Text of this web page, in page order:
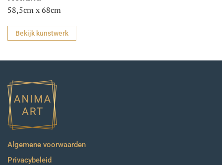
58,5cm x 68cm
Bekijk kunstwerk
Algemene voorwaarden
Privacybeleid